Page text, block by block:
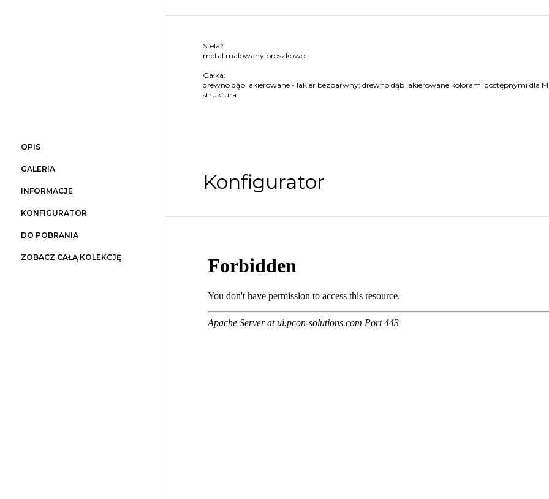
OPIS
GALERIA
INFORMACJE
KONFIGURATOR
DO POBRANIA
ZOBACZ CAŁĄ KOLEKCJĘ
Stelaż:
metal malowany proszkowo
Gałka:
drewno dąb lakierowane - lakier bezbarwny; drewno dąb lakierowane kolorami dostępnymi dla
struktura
Konfigurator